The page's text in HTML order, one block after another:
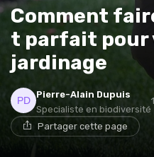
Comment
t parfait pour
jardinage
Pierre-Alain Dupuis
Specialiste en biodiversité
Partager cette page